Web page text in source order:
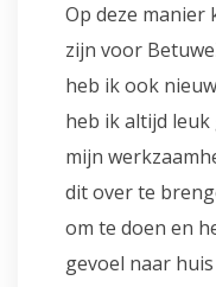
Op deze manier
zijn voor
heb ik ook
heb ik altijd
mijn
dit over te
om te doen en
gevoel naar